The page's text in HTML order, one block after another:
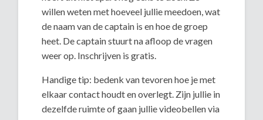
willen weten met hoeveel jullie meedoen, wat
de naam van de captain is en hoe de groep
heet. De captain stuurt na afloop de vragen
weer op. Inschrijven is gratis.
Handige tip: bedenk van tevoren hoe je met
elkaar contact houdt en overlegt. Zijn jullie in
dezelfde ruimte of gaan jullie videobellen via